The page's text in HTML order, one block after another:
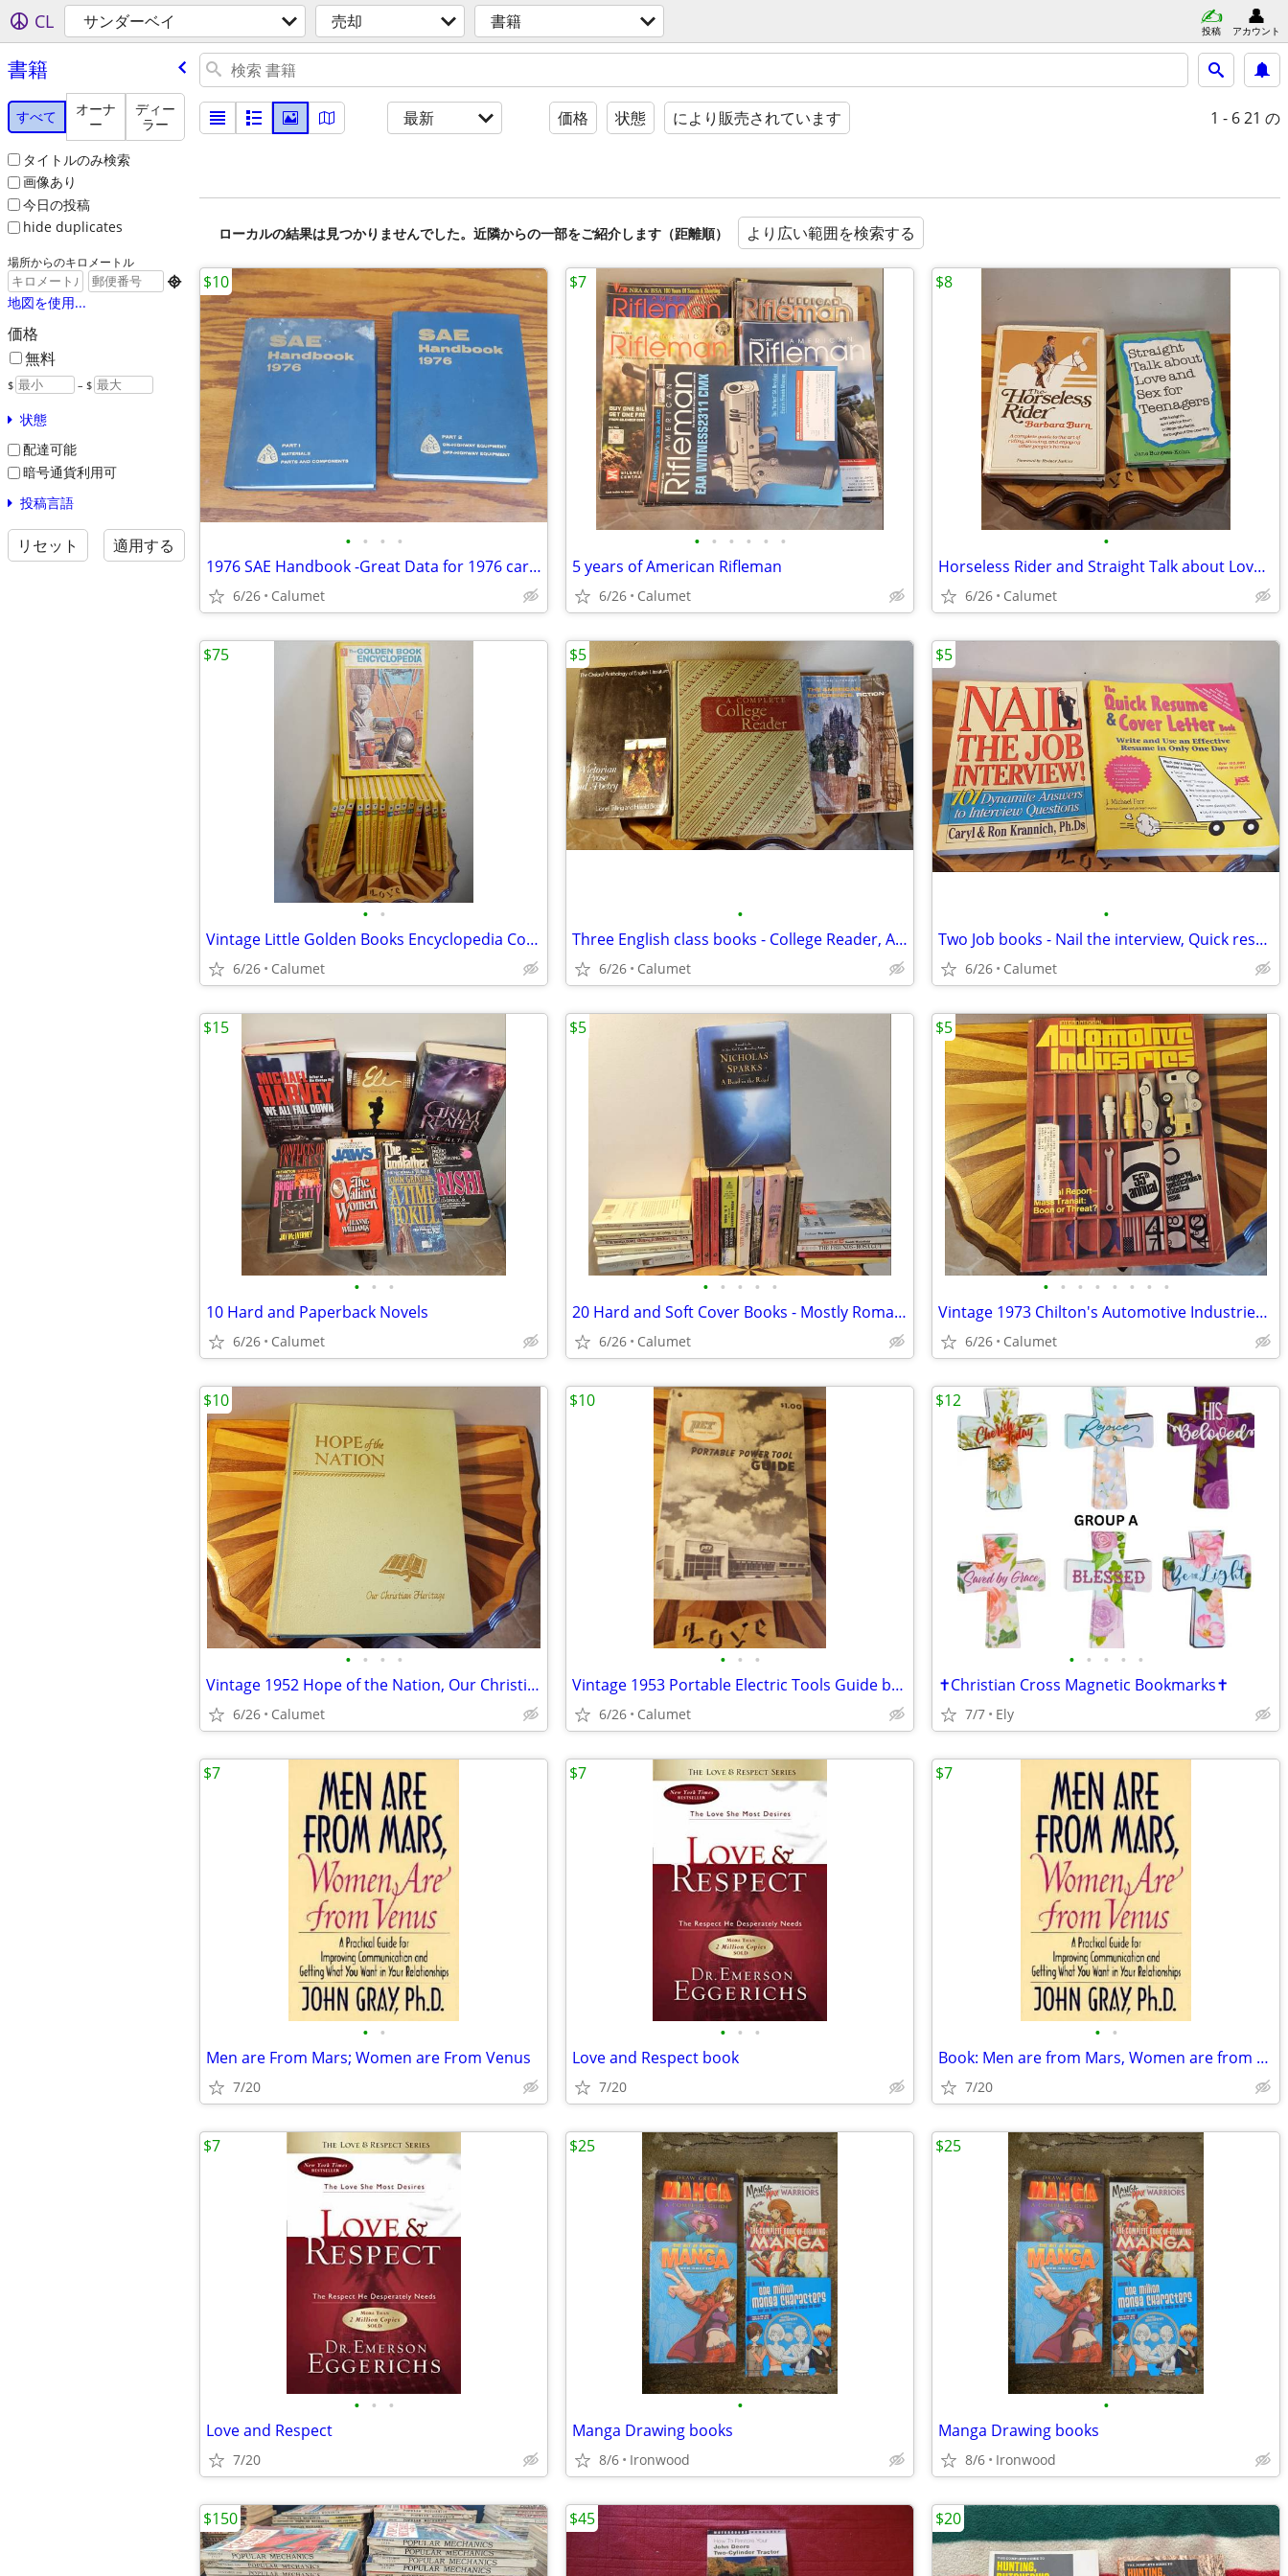
CL サンダーベイ 売却 書籍 投稿 アカウント
書籍
すべて
オーナ
ー
ディー
ラー
タイトルのみ検索
画像あり
今日の投稿
hide duplicates
場所からのキロメートル

地図を使用...
価格
無料
$ – $
状態
配達可能
暗号通貨利用可
投稿言語
リセット 適用する
最新 価格 状態 により販売されています 1 - 621 の
ローカルの結果は見つかりませんでした。近隣からの一部をご紹介します（距離順） より広い範囲を検索する
• • • •
1976 SAE Handbook -Great Data for 1976 cars, motorcycles, etc.
6/26 Calumet
$10
• • • • • •
5 years of American Rifleman
6/26 Calumet
$7
•
Horseless Rider and Straight Talk about Love and Sex books
6/26 Calumet
$8
• •
Vintage Little Golden Books Encyclopedia Complete Set of 16
6/26 Calumet
$75
•
Three English class books - College Reader, American Fiction, Poetry
6/26 Calumet
$5
•
Two Job books - Nail the interview, Quick resume and Cover Letter
6/26 Calumet
$5
• • •
10 Hard and Paperback Novels
6/26 Calumet
$15
• • • • •
20 Hard and Soft Cover Books - Mostly Romances
6/26 Calumet
$5
• • • • • • • •
Vintage 1973 Chilton's Automotive Industries Engineering book
6/26 Calumet
$5
• • • •
Vintage 1952 Hope of the Nation, Our Christian Heritage book
6/26 Calumet
$10
• • •
Vintage 1953 Portable Electric Tools Guide book
6/26 Calumet
$10
• • • • •
✝️Christian Cross Magnetic Bookmarks✝️
7/7 Ely
$12
• •
Men are From Mars; Women are From Venus
7/20
$7
• • •
Love and Respect book
7/20
$7
• •
Book: Men are from Mars, Women are from Venus
7/20
$7
• • •
Love and Respect
7/20
$7
•
Manga Drawing books
8/6 Ironwood
$25
•
Manga Drawing books
8/6 Ironwood
$25
$150 $45 $20